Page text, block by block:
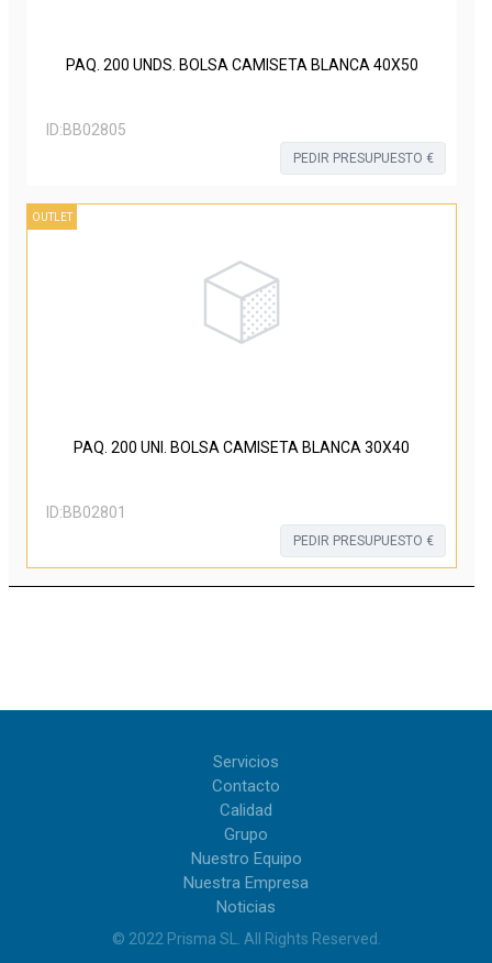
PAQ. 200 UNDS. BOLSA CAMISETA BLANCA 40X50
ID:BB02805
PEDIR PRESUPUESTO €
OUTLET
PAQ. 200 UNI. BOLSA CAMISETA BLANCA 30X40
ID:BB02801
PEDIR PRESUPUESTO €
Servicios
Contacto
Calidad
Grupo
Nuestro Equipo
Nuestra Empresa
Noticias
© 2022 Prisma SL All Rights Reserved